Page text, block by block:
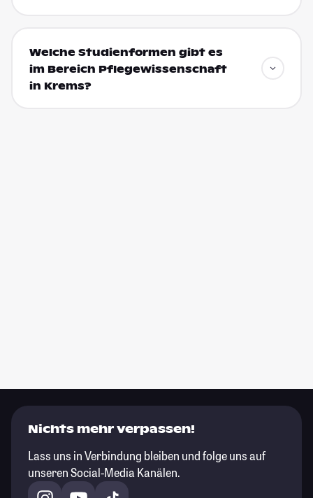
Welche Studienformen gibt es
im Bereich Pflegewissenschaft
in Krems?
Nichts mehr verpassen!
Lass uns in Verbindung bleiben und folge uns auf
unseren Social-Media Kanälen.